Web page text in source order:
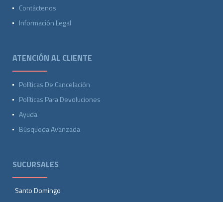
Contáctenos
Información Legal
ATENCIÓN AL CLIENTE
Políticas De Cancelación
Políticas Para Devoluciones
Ayuda
Búsqueda Avanzada
SUCURSALES
Santo Domingo